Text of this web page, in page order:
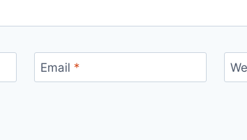
Email *